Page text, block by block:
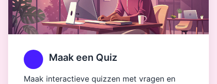
Maak een Quiz
Maak interactieve quizzen met vragen en